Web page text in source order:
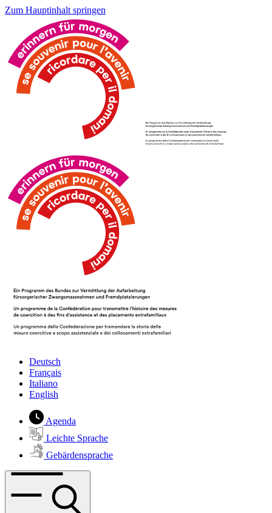
Zum Hauptinhalt springen
Deutsch
Français
Italiano
English
Agenda
Leichte Sprache
Gebärdensprache